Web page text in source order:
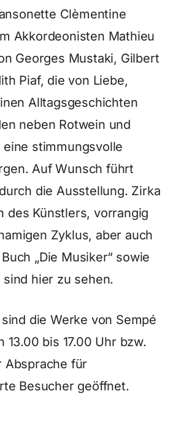
Clèmentine
Akkordeonisten Mathieu
Georges Mustaki, Gilbert
Piaf, die von Liebe,
Alltagsgeschichten
neben Rotwein und
stimmungsvolle
Auf Wunsch führt
die Ausstellung. Zirka
des Künstlers, vorrangig
Zyklus, aber auch
„Die Musiker“ sowie
sind hier zu sehen.
die Werke von Sempé
13.00 bis 17.00 Uhr bzw.
Absprache für
Besucher geöffnet.